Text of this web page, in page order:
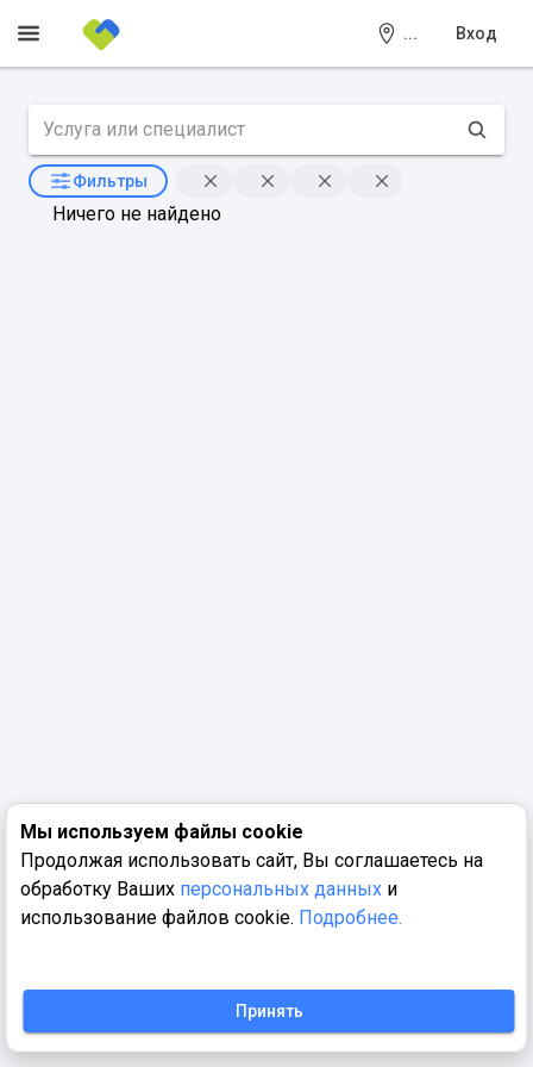
... Вход
Фильтры
Ничего не найдено
Мы используем файлы cookie
Продолжая использовать сайт, Вы соглашаетесь на
обработку Ваших персональных данных и
использование файлов cookie. Подробнее.
Принять